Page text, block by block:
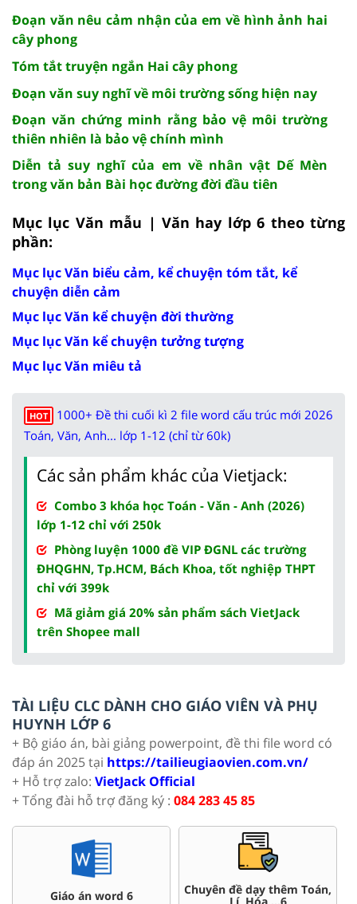
Đoạn văn nêu cảm nhận của em về hình ảnh hai
cây phong
Tóm tắt truyện ngắn Hai cây phong
Đoạn văn suy nghĩ về môi trường sống hiện nay
Đoạn văn chứng minh rằng bảo vệ môi trường
thiên nhiên là bảo vệ chính mình
Diễn tả suy nghĩ của em về nhân vật Dế Mèn
trong văn bản Bài học đường đời đầu tiên
Mục lục Văn mẫu | Văn hay lớp 6 theo từng
phần:
Mục lục Văn biểu cảm, kể chuyện tóm tắt, kể
chuyện diễn cảm
Mục lục Văn kể chuyện đời thường
Mục lục Văn kể chuyện tưởng tượng
Mục lục Văn miêu tả
HOT
1000+ Đề thi cuối kì 2 file word cấu trúc mới 2026
Toán, Văn, Anh... lớp 1-12 (chỉ từ 60k)
Các sản phẩm khác của Vietjack:
Combo 3 khóa học Toán - Văn - Anh (2026)
lớp 1-12 chỉ với 250k
Phòng luyện 1000 đề VIP ĐGNL các trường
ĐHQGHN, Tp.HCM, Bách Khoa, tốt nghiệp THPT
chỉ với 399k
Mã giảm giá 20% sản phẩm sách VietJack
trên Shopee mall
TÀI LIỆU CLC DÀNH CHO GIÁO VIÊN VÀ PHỤ
HUYNH LỚP 6
+ Bộ giáo án, bài giảng powerpoint, đề thi file word có
đáp án 2025 tại https://tailieugiaovien.com.vn/
+ Hỗ trợ zalo: VietJack Official
+ Tổng đài hỗ trợ đăng ký : 084 283 45 85
Đề thi HSG 6 Trắc nghiệm đúng sai 6